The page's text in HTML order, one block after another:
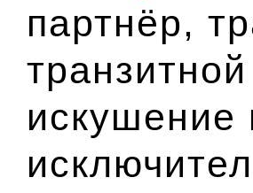
партнёр,
искушение